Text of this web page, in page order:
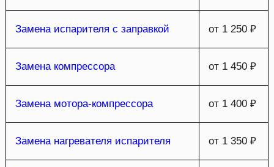
Замена испарителя с заправкой от 1 250 ₽
Замена компрессора от 1 450 ₽
Замена мотора-компрессора от 1 400 ₽
Замена нагревателя испарителя от 1 350 ₽